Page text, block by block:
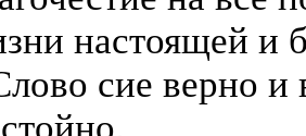
настоящей и
сие верно и